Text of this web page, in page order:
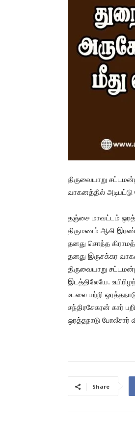
திருவையாறு
வாகனத்தில்
தஞ்சை மாவட்டம்
திருமணம் ஆகி
தனது சொந்த
தனது இருசக்கர
திருவையாறு
இடத்திலேயே.
உடலை பற்றி
சந்திரசேகரன் கார்
ஒரத்தநாடு
Share